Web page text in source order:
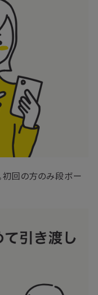
初回の方のみ段ボー